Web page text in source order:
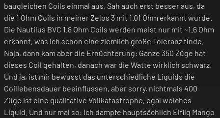
baugleichen Coils einmal aus. Sah auch erst besser aus, da
die 1 Ohm Coils in meiner Zelos 3 mit 1.01 Ohm erkannt wurde.
Die Nautilus BVC 1.8 Ohm Coils werden meist nur mit ~1.6 Ohm
erkannt, was ich schon eine ziemlich große Toleranz finde.
Naja, dann kam aber die Ernüchterung: Ganze 350 Züge hat
dieses Coil gehalten, danach war die Watte wirklich schwarz.
Und ja, ist mir bewusst das unterschiedliche Liquids die
Coillebensdauer beeinflussen, aber sorry, nichtmals 400
Züge ist eine qualitative Vollkatastrophe, egal welches
Liquid. Und nur mal so: Ich dampfe hauptsächlich Elfliq Mango